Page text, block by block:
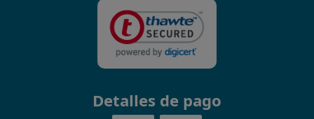
Detalles de pago